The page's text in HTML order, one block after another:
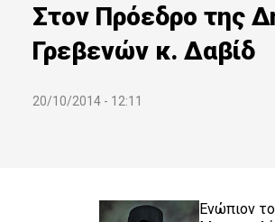
Στον Πρόεδρο της
Γρεβενών κ. Δαβίδ
20/10/2014 - 12:11
Ενώπιον